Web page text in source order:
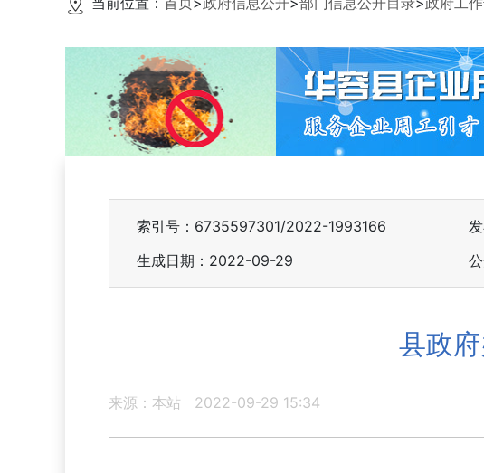
索引号：6735597301/2022-1993166
生成日期：2022-09-29
县政
来源：本站 2022-09-29 15:34